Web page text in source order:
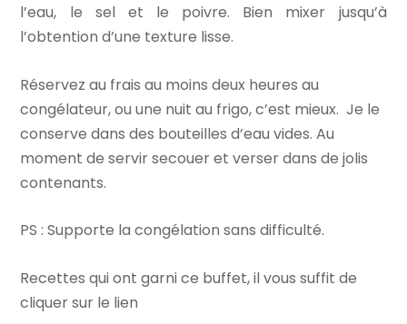
l’eau, le sel et le poivre. Bien mixer jusqu’à
l’obtention d’une texture lisse.
Réservez au frais au moins deux heures au
congélateur, ou une nuit au frigo, c’est mieux. Je le
conserve dans des bouteilles d’eau vides. Au
moment de servir secouer et verser dans de jolis
contenants.
PS : Supporte la congélation sans difficulté.
Recettes qui ont garni ce buffet, il vous suffit de
cliquer sur le lien